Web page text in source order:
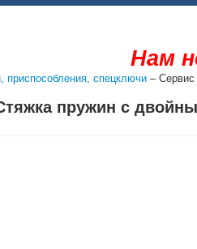
Нам
приспособления, спецключи –
пружин с